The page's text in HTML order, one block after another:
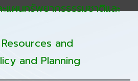
แผนทรัพยากรธรรมชาติและ
and
and Planning